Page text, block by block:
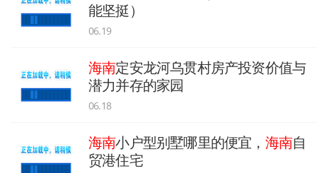
能坚挺）
06.19
海南定安龙河乌贯村房产投资价值与
潜力并存的家园
06.18
海南小户型别墅哪里的便宜， 海南自
贸港住宅